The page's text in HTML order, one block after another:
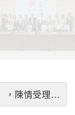
歡迎預約「臨櫃陳情」，陳情受理中心將優先排定人員與您接談，釐清案情爭點後收案處理，以節省您的寶貴時間。